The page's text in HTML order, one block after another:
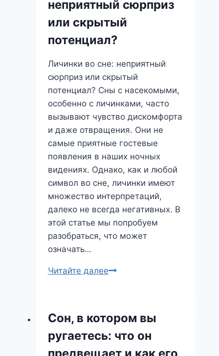
неприятный сюрприз
или скрытый
потенциал?
Личинки во сне: неприятный
сюрприз или скрытый
потенциал? Сны с насекомыми,
особенно с личинками, часто
вызывают чувство дискомфорта
и даже отвращения. Они не
самые приятные гостевые
появления в наших ночных
видениях. Однако, как и любой
символ во сне, личинки имеют
множество интерпретаций,
далеко не всегда негативных. В
этой статье мы попробуем
разобраться, что может
означать…
Читайте далееЛичинки
сюрприз
или
скрытый
Сон, в котором вы
ругаетесь: что он
предвещает и как его